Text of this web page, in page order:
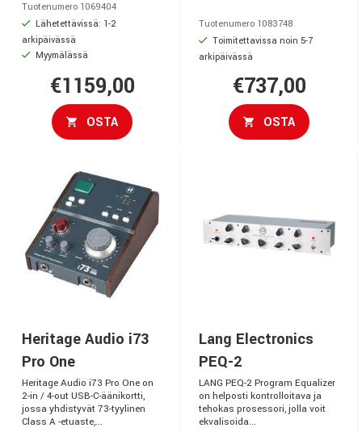
Tuotenumero 1069404
Lähetettävissä: 1-2
arkipäivässä
Myymälässä
€1159,00
OSTA
Tuotenumero 1083748
Toimitettavissa noin 5-7
arkipäivässä
€737,00
OSTA
Heritage Audio i73
Pro One
Heritage Audio i73 Pro One on
2-in / 4-out USB-C-äänikortti,
jossa yhdistyvät 73-tyylinen
Class A -etuaste,...
Lang Electronics
PEQ-2
LANG PEQ-2 Program Equalizer
on helposti kontrolloitava ja
tehokas prosessori, jolla voit
ekvalisoida...